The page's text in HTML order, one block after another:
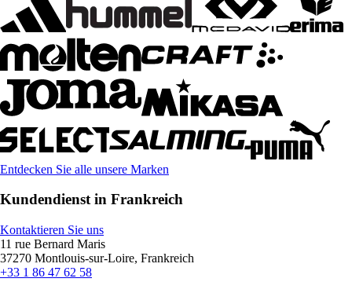
Entdecken Sie alle unsere Marken
Kundendienst in Frankreich
Kontaktieren Sie uns
11 rue Bernard Maris
37270 Montlouis-sur-Loire, Frankreich
+33 1 86 47 62 58